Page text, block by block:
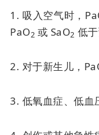
1. 吸入空气时，
PaO2 或 SaO2 低
2. 对于新生儿，
3. 低氧血症、低血